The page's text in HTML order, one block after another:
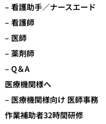
– 看護助手／ナースエード
– 看護師
– 医師
– 薬剤師
– Q＆A
医療機関様へ
– 医療機関様向け 医師事務
作業補助者32時間研修